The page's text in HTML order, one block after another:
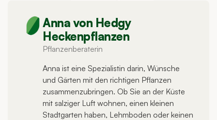
Anna von Hedgy
Heckenpflanzen
Pflanzenberaterin
Anna ist eine Spezialistin darin, Wünsche
und Gärten mit den richtigen Pflanzen
zusammenzubringen. Ob Sie an der Küste
mit salziger Luft wohnen, einen kleinen
Stadtgarten haben, Lehmboden oder keinen